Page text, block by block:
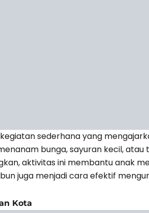
sederhana yang
bunga, sayuran kecil,
aktivitas ini membantu anak
juga menjadi cara efektif
Kota